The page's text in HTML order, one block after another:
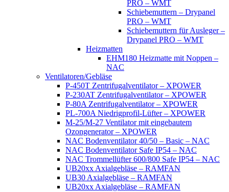
PRO – WMT
Schiebemuttern – Drypanel
PRO – WMT
Schiebemuttern für Ausleger –
Drypanel PRO – WMT
Heizmatten
EHM180 Heizmatte mit Noppen –
NAC
Ventilatoren/Gebläse
P-450T Zentrifugalventilator – XPOWER
P-230AT Zentrifugalventilator – XPOWER
P-80A Zentrifugalventilator – XPOWER
PL-700A Niedrigprofil-Lüfter – XPOWER
M-25/M-27 Ventilator mit eingebautem
Ozongenerator – XPOWER
NAC Bodenventilator 40/50 – Basic – NAC
NAC Bodenventilator Safe IP54 – NAC
NAC Trommellüfter 600/800 Safe IP54 – NAC
UB20xx Axialgebläse – RAMFAN
UB30 Axialgebläse – RAMFAN
UB20xx Axialgebläse – RAMFAN